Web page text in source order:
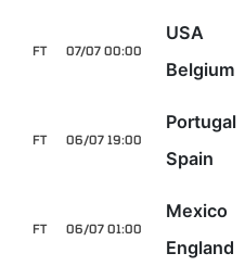
07/07 00:00
FT
USA
Belgium
06/07 19:00
FT
Portugal
Spain
06/07 01:00
FT
Mexico
England